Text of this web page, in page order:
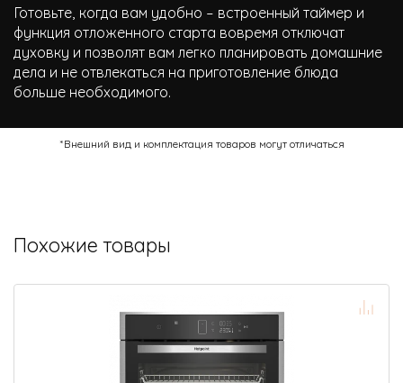
Готовьте, когда вам удобно – встроенный таймер и
функция отложенного старта вовремя отключат
духовку и позволят вам легко планировать домашние
дела и не отвлекаться на приготовление блюда
больше необходимого.
*Внешний вид и комплектация товаров могут отличаться
Похожие товары